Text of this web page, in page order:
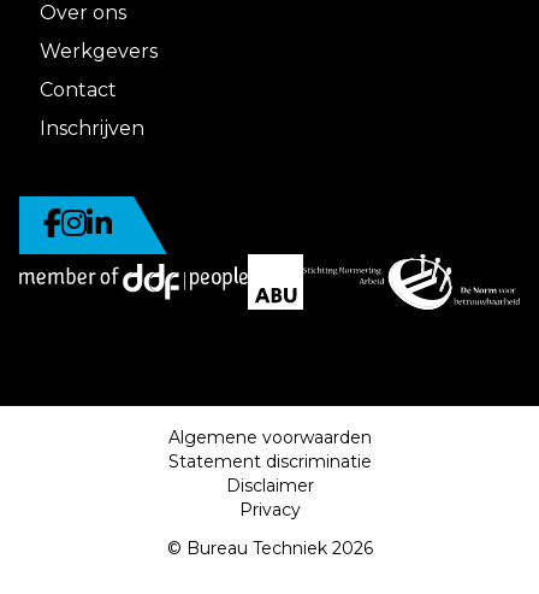
Over ons
Werkgevers
Contact
Inschrijven
Algemene voorwaarden
Statement discriminatie
Disclaimer
Privacy
© Bureau Techniek 2026